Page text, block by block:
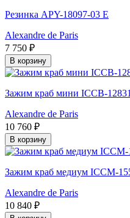
Резинка APY-18097-03 E
Alexandre de Paris
7 750 ₽
В корзину
Зажим краб мини ICCB-
Alexandre de Paris
10 760 ₽
В корзину
Зажим краб медиум ICCM-
Alexandre de Paris
10 840 ₽